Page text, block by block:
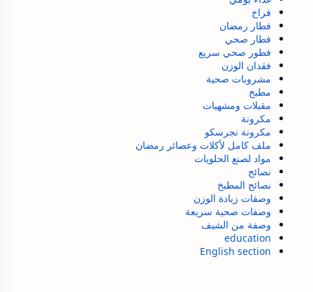
فراخ
فطار رمضان
فطار صحي
فطور صحي سريع
فقدان الوزن
مشروبات صحية
مطبخ
مقبلات ومشهيات
مكرونة
مكرونة نجرسكو
ملف كامل لأكلات وعصائر رمضان
مواد لصنع الحلويات
نصائح
نصائح المطبخ
وصفات زيادة الوزن
وصفات صحية سريعة
وصفة من الشيف
education
English section